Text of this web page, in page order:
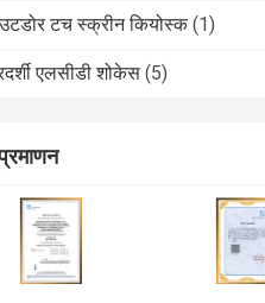
टच स्क्रीन कियोस्क (1)
एलसीडी शोकेस (5)